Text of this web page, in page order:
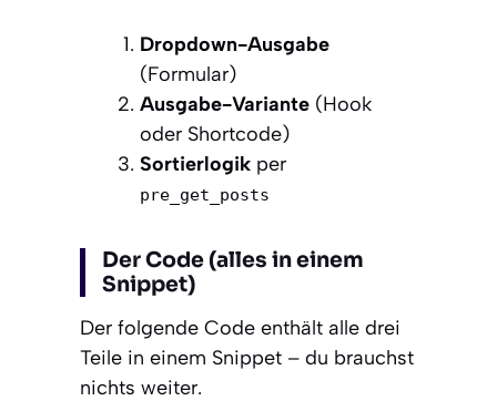
Dropdown-Ausgabe
(Formular)
Ausgabe-Variante (Hook
oder Shortcode)
Sortierlogik per
pre_get_posts
Der Code (alles in einem
Snippet)
Der folgende Code enthält alle drei
Teile in einem Snippet – du brauchst
nichts weiter.